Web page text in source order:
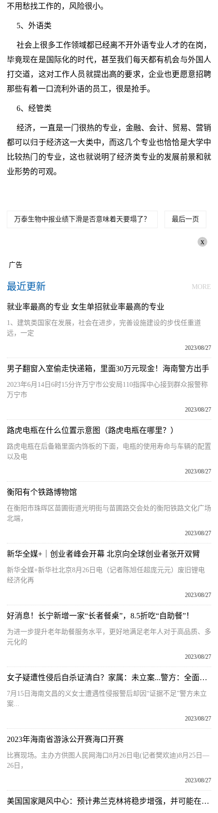
不用愁找工作的，风险很小。
5、外语类
社会上很多工作领域都已经离不开外语专业人才的在岗，
毕竟现在是国际化的时代，甚至我们每天都有机会与外国人
打交道，这对工作人员就提出高的要求，企业也更愿意招聘
那些有着一口流利外语的员工，很是抢手。
6、经管类
经济，一直是一门很热的专业，金融、会计、贸易、营销
都可以归于经济这一大类中，而这几个专业也恰恰是大学中
比较热门的专业，这也就说明了经济类专业的发展前景和就
业形势的可观。
万泰生物中报业绩下滑是否意味着天要塌了？ 最后一页
x
广告
最近更新 MORE
就业率最高的专业 女生单招就业率最高的专业
1、建筑类国家在发展，社会在进步，完善设施建设的步伐任重道
远，一定
2023/08/27
男子翻窗入室偷走快递箱，里面30万元现金！海南警方出手
2023年6月14日6时15分许万宁市公安局110指挥中心接到群众报警称
万宁市
2023/08/27
路虎电瓶在什么位置示意图（路虎电瓶在哪里？）
路虎电瓶在后备箱里面内饰板的下面，电瓶的使用寿命与车辆的配置
以及电
2023/08/27
衡阳有个铁路博物馆
在衡阳市珠晖区苗圃街道光明街与苗圃路交会处的衡阳铁路文化广场
北端，
2023/08/27
新华全媒+｜创业者峰会开幕 北京向全球创业者张开双臂
新华全媒+新华社北京8月26日电（记者陈旭任超庞元元）废旧锂电
经济化再
2023/08/27
好消息！长宁新增一家“长者餐桌”，8.5折吃“自助餐”！
为进一步提升老年助餐服务水平，更好地满足老年人对于高品质、多
元化的
2023/08/27
女子疑遭性侵后自杀证清白？家属：未立案...警方：全面复查
7月15日海南文昌的义女士遭遇性侵报警后却因“证据不足”警方未立
案...
2023/08/27
2023年海南省游泳公开赛海口开赛
比赛现场。主办方供图人民网海口8月26日电(记者樊欢迪)8月25日—
26日，
2023/08/27
美国国家飓风中心：预计弗兰克林将稳步增强，并可能在下周初成为主要飓风。